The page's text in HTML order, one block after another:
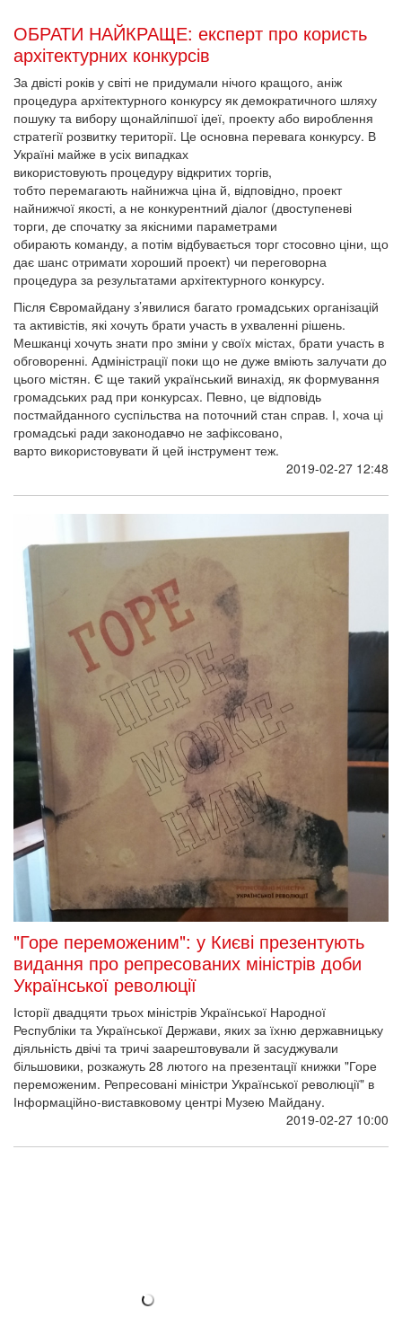
ОБРАТИ НАЙКРАЩЕ: експерт про користь
архітектурних конкурсів
За двісті років у світі не придумали нічого кращого, аніж
процедура архітектурного конкурсу як демократичного шляху
пошуку та вибору щонайліпшої ідеї, проекту або вироблення
стратегії розвитку території. Це основна перевага конкурсу. В
Україні майже в усіх випадках
використовують процедуру відкритих торгів,
тобто перемагають найнижча ціна й, відповідно, проект
найнижчої якості, а не конкурентний діалог (двоступеневі
торги, де спочатку за якісними параметрами
обирають команду, а потім відбувається торг стосовно ціни, що
дає шанс отримати хороший проект) чи переговорна
процедура за результатами архітектурного конкурсу.
Після Євромайдану з’явилися багато громадських організацій
та активістів, які хочуть брати участь в ухваленні рішень.
Мешканці хочуть знати про зміни у своїх містах, брати участь в
обговоренні. Адміністрації поки що не дуже вміють залучати до
цього містян. Є ще такий український винахід, як формування
громадських рад при конкурсах. Певно, це відповідь
постмайданного суспільства на поточний стан справ. І, хоча ці
громадські ради законодавчо не зафіксовано,
варто використовувати й цей інструмент теж.
2019-02-27 12:48
"Горе переможеним": у Києві презентують
видання про репресованих міністрів доби
Української революції
Історії двадцяти трьох міністрів Української Народної
Республіки та Української Держави, яких за їхню державницьку
діяльність двічі та тричі заарештовували й засуджували
більшовики, розкажуть 28 лютого на презентації книжки "Горе
переможеним. Репресовані міністри Української революції" в
Інформаційно-виставковому центрі Музею Майдану.
2019-02-27 10:00